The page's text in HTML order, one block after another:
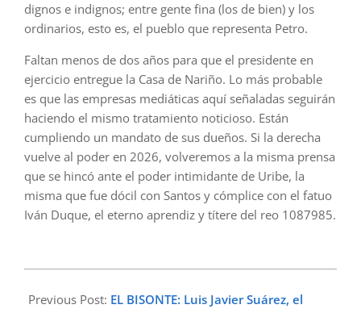
dignos e indignos; entre gente fina (los de bien) y los
ordinarios, esto es, el pueblo que representa Petro.
Faltan menos de dos años para que el presidente en
ejercicio entregue la Casa de Nariño. Lo más probable
es que las empresas mediáticas aquí señaladas seguirán
haciendo el mismo tratamiento noticioso. Están
cumpliendo un mandato de sus dueños. Si la derecha
vuelve al poder en 2026, volveremos a la misma prensa
que se hincó ante el poder intimidante de Uribe, la
misma que fue dócil con Santos y cómplice con el fatuo
Iván Duque, el eterno aprendiz y títere del reo 1087985.
12-
Previous Post: EL BISONTE: Luis Javier Suárez, el